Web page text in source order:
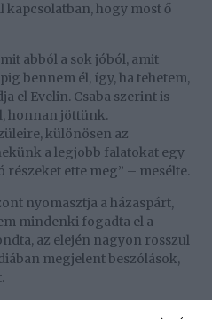
hogy most ő
abból a sok jóból, amit
bennem él, így, ha tehetem,
el Evelin. Csaba szerint is
honnan jöttünk.
különösen az
a legjobb falatokat egy
részeket ette meg” – mesélte.
nyomasztja a házaspárt,
mindenki fogadta el a
az elején nagyon rosszul
megjelent beszólások,